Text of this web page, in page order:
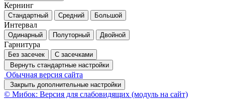
Кернинг
Стандартный Средний Большой
Интервал
Одинарный Полуторный Двойной
Гарнитура
Без засечек
С засечками
Вернуть стандартные настройки
Обычная версия сайта
Закрыть дополнительные настройки
© Мибок: Версия для слабовидящих (модуль на сайт)